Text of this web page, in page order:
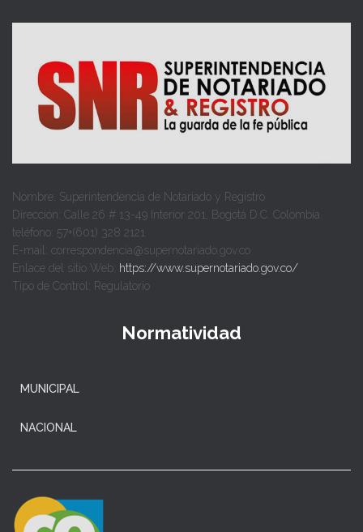
Nombre: Superintendencia de Notariado y Registro
Dirección: Calle 26 # 13-49 Interior 201, Bogotá D.C. Colombia.
teléfono: 57+(601) 328 2121
E-mail: correspondencia@supernotariado.gov.co
Enlace del sitio Web: https://www.supernotariado.gov.co/
Tipo de Control: Regulatorio
Normatividad
MUNICIPAL
NACIONAL